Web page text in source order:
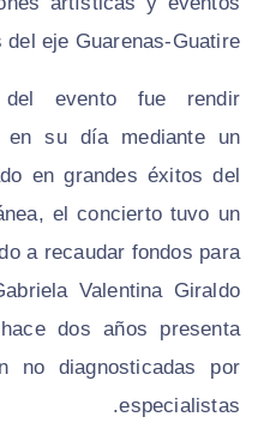
eje Guarenas-Guatire.
evento fue rendir
en su día mediante un
en grandes éxitos del
el concierto tuvo un
a recaudar fondos para
Valentina Giraldo
dos años presenta
no diagnosticadas por
especialistas.